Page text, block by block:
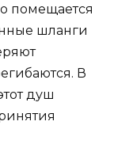
помещается
шланги
В
душ